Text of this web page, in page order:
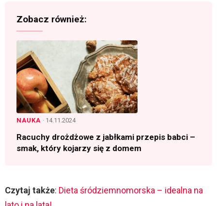
Zobacz również:
NAUKA · 14.11.2024
Racuchy drożdżowe z jabłkami przepis babci –
smak, który kojarzy się z domem
Czytaj także: Dieta śródziemnomorska – idealna na